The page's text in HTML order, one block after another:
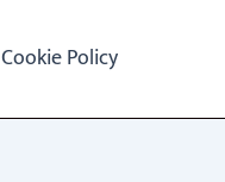
Cookie Policy